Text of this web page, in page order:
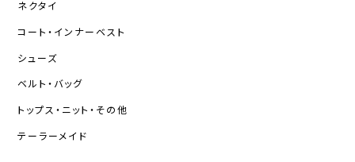
ネクタイ
コート・インナーベスト
シューズ
ベルト・バッグ
トップス・ニット・その他
テーラーメイド